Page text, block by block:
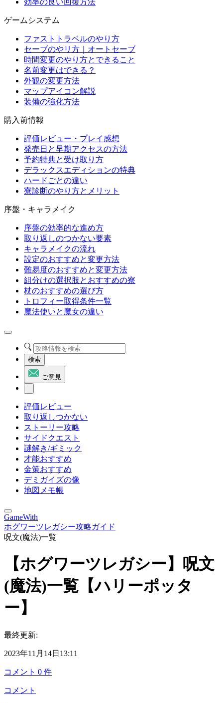
効率の良い回復方法
ゲームシステム
ファストトラベルのやり方
セーブのやリ方｜オートセーブ
時間変更のやり方とできること
名前変更はできる？
外観の変更方法
マップアイコン解説
装備の強化方法
購入前情報
評価レビュー・プレイ感想
発売日と早期アクセスの方法
予約特典と受け取り方
デラックスエディションの特典
ハードごとの違い
寮診断のやり方とメリット
序盤・キャラメイク
序盤の効率的な進め方
取り返しのつかない要素
キャラメイクの流れ
設定のおすすめと変更方法
難易度のおすすめと変更方法
組分けの選択肢とおすすめの寮
杖のおすすめの選び方
トロフィー取得条件一覧
魔法使いと魔女の違い
検索
ご意見
評価レビュー
取り返しつかない
ストーリー攻略
サイドクエスト
謎解き/ギミック
才能おすすめ
金策おすすめ
デミガイズの像
地図メモ帳
GameWith
ホグワーツレガシー攻略ガイド
呪文(魔法)一覧
【ホグワーツレガシー】呪文
(魔法)一覧【ハリーポッタ
ー】
最終更新:
2023年11月14日13:11
コメント 0 件
コメント